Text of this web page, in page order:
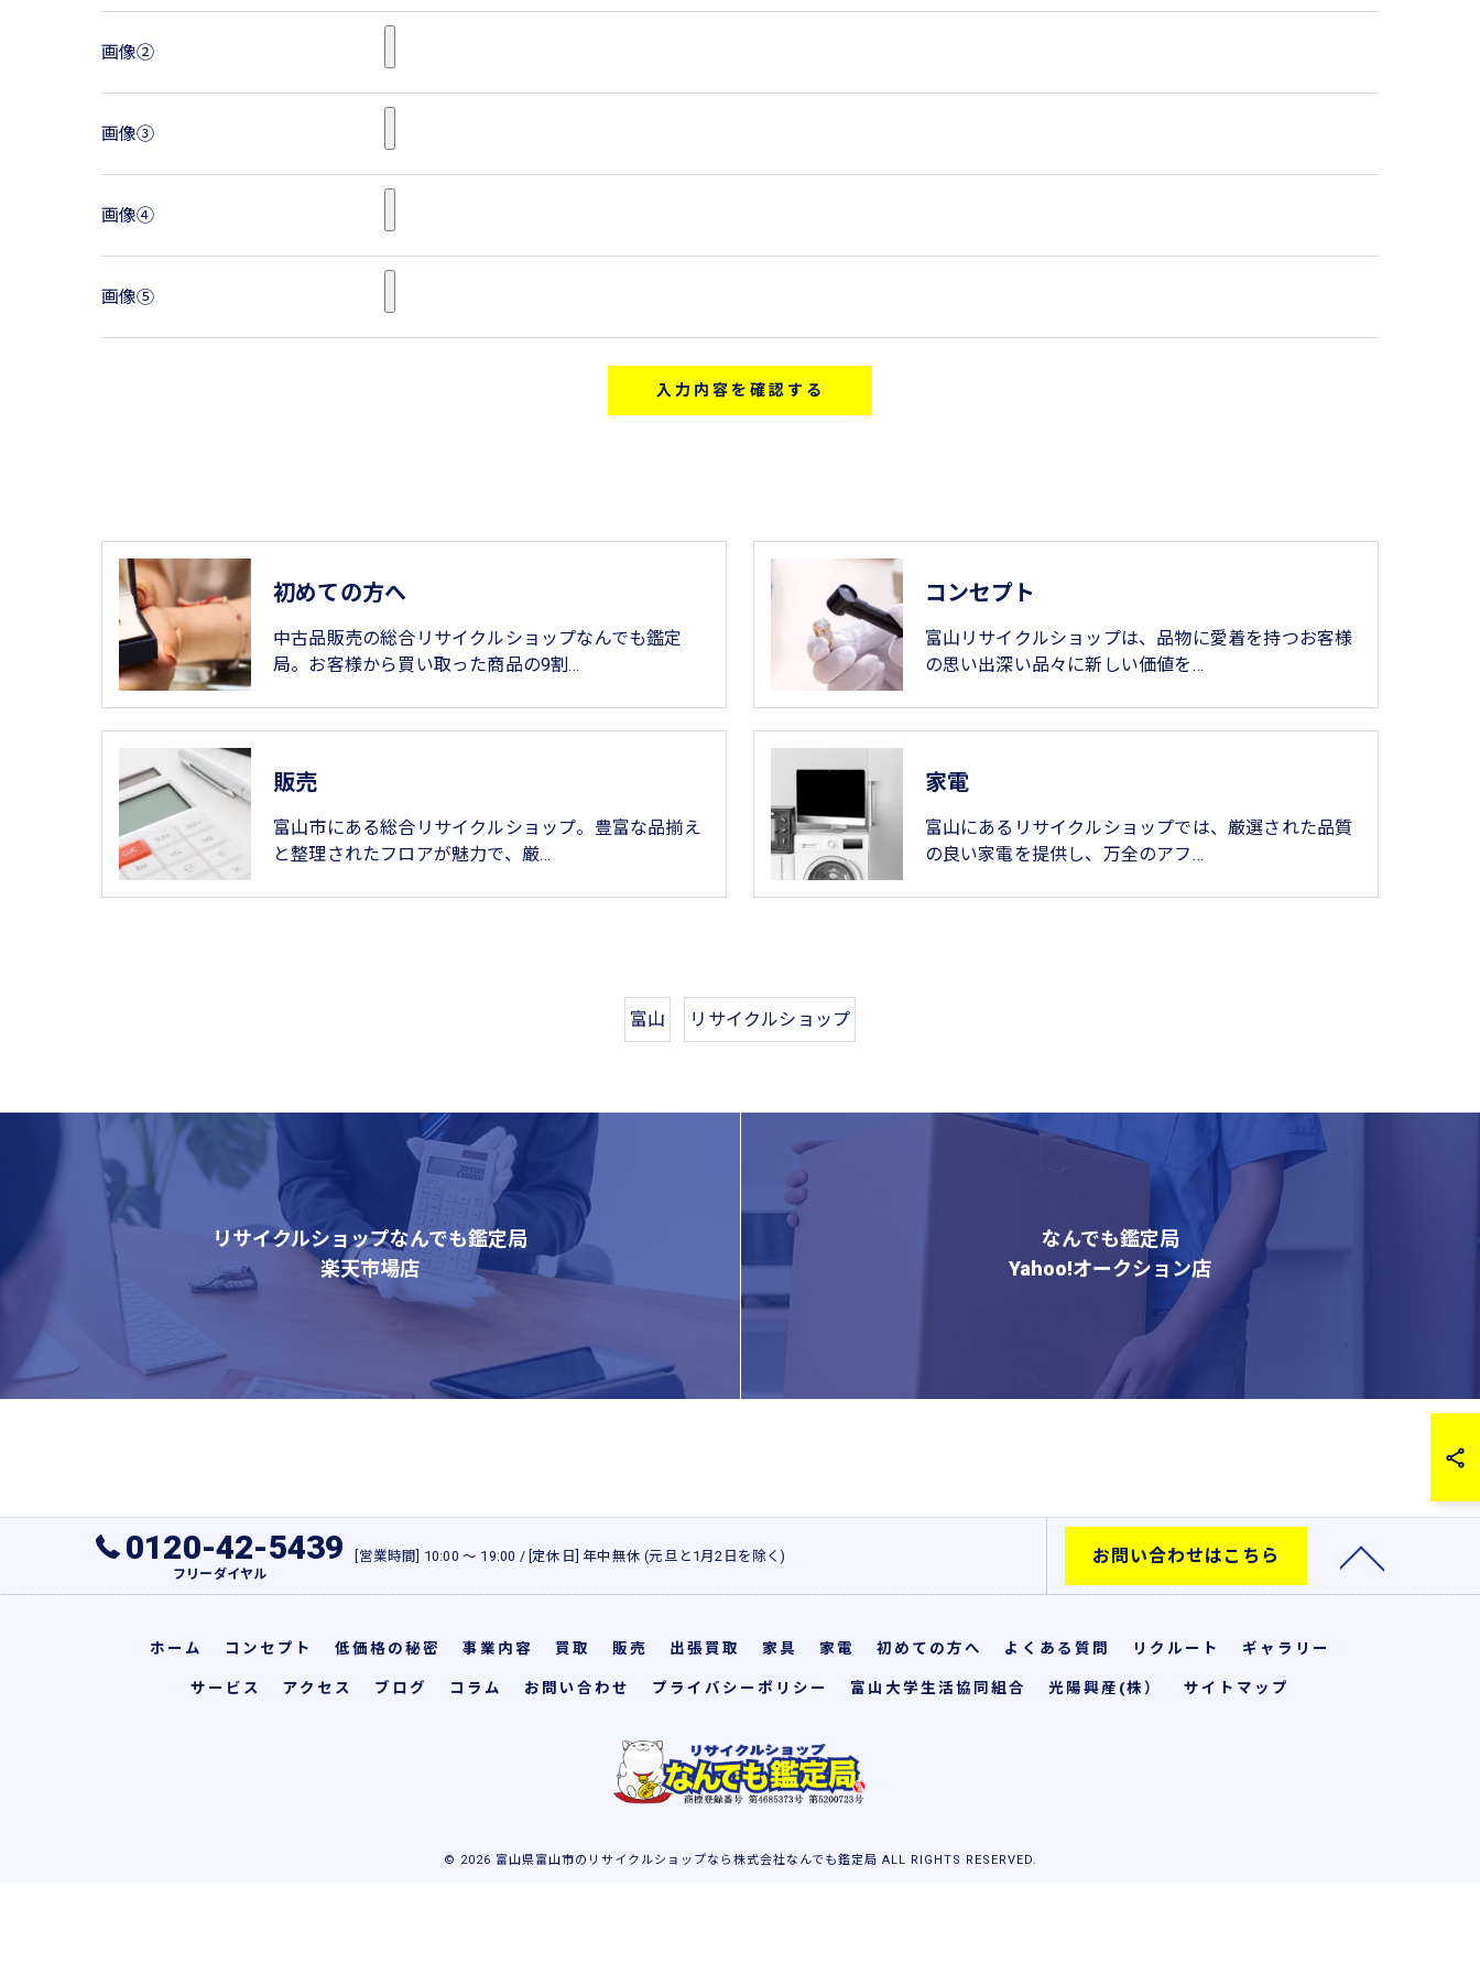
画像②
画像③
画像④
画像⑤
初めての方へ
中古品販売の総合リサイクルショップなんでも鑑定
局。お客様から買い取った商品の9割…
コンセプト
富山リサイクルショップは、品物に愛着を持つお客様
の思い出深い品々に新しい価値を…
販売
富山市にある総合リサイクルショップ。豊富な品揃え
と整理されたフロアが魅力で、厳…
家電
富山にあるリサイクルショップでは、厳選された品質
の良い家電を提供し、万全のアフ…
富山 リサイクルショップ
リサイクルショップなんでも鑑定局
楽天市場店
なんでも鑑定局
Yahoo!オークション店
0120-42-5439
フリーダイヤル
[営業時間] 10:00 〜 19:00 / [定休日] 年中無休 (元旦と1月2日を除く) お問い合わせはこちら
ホーム コンセプト 低価格の秘密 事業内容 買取 販売 出張買取 家具 家電 初めての方へ よくある質問 リクルート ギャラリー
サービス アクセス ブログ コラム お問い合わせ プライバシーポリシー 富山大学生活協同組合 光陽興産(株） サイトマップ
© 2026 富山県富山市のリサイクルショップなら株式会社なんでも鑑定局 ALL RIGHTS RESERVED.